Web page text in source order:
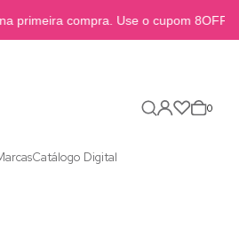
primeira compra. Use o cupom 8OFFB2B
0
Catálogo Digital